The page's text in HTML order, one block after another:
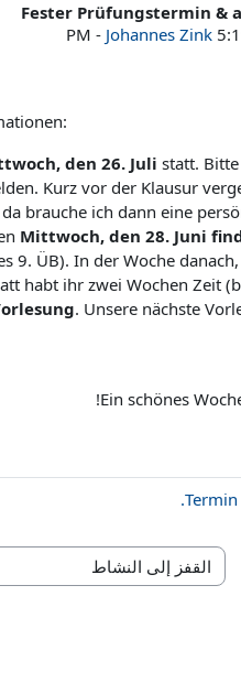
Fester Prüfungstermin &
- Johannes Zink
den 26. Juli statt.
Kurz vor der Klausur
brauche ich dann eine
Mittwoch, den 28. Juni
9. ÜB). In der Woche
habt ihr zwei Wochen Zeit
. Unsere nächste
Ein schönes
القفز إلى النشاط